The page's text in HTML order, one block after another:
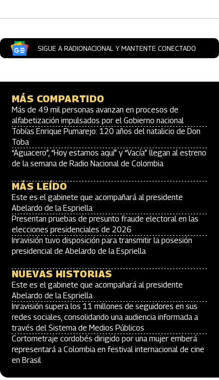
SIGUE A RADIONACIONAL Y MANTENTE CONECTADO
MÁS COMPARTIDO
Más de 49 mil personas avanzan en procesos de
alfabetización impulsados por el Gobierno nacional
Tobías Enrique Pumarejo: 120 años del natalicio de Don
Toba
“Aguacero”, “Hoy estamos aquí” y “Vacía” llegan al estreno
de la semana de Radio Nacional de Colombia
MÁS LEÍDO
Este es el gabinete que acompañará al presidente
Abelardo de la Espriella
Presentan pruebas de presunto fraude electoral en las
elecciones presidenciales de 2026
Inravisión tuvo disposición para transmitir la posesión
presidencial de Abelardo de la Espriella
NUEVAS HISTORIAS
Este es el gabinete que acompañará al presidente
Abelardo de la Espriella
Inravisión supera los 11 millones de seguidores en sus
redes sociales, consolidando una audiencia informada a
través del Sistema de Medios Públicos
Cortometraje cordobés dirigido por una mujer emberá
representará a Colombia en festival internacional de cine
en Brasil